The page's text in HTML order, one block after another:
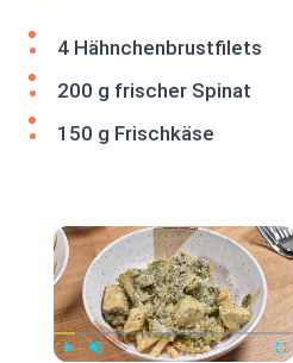
4 Hähnchenbrustfilets
200 g frischer Spinat
150 g Frischkäse
×